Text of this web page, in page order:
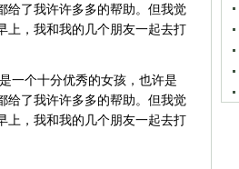
给了我许许多多的帮助。但我觉
上，我和我的几个朋友一起去打
一个十分优秀的女孩，也许是
给了我许许多多的帮助。但我觉
上，我和我的几个朋友一起去打